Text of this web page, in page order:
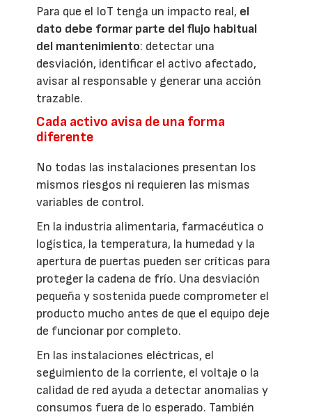
Para que el IoT tenga un impacto real, el
dato debe formar parte del flujo habitual
del mantenimiento: detectar una
desviación, identificar el activo afectado,
avisar al responsable y generar una acción
trazable.
Cada activo avisa de una forma
diferente
No todas las instalaciones presentan los
mismos riesgos ni requieren las mismas
variables de control.
En la industria alimentaria, farmacéutica o
logística, la temperatura, la humedad y la
apertura de puertas pueden ser críticas para
proteger la cadena de frío. Una desviación
pequeña y sostenida puede comprometer el
producto mucho antes de que el equipo deje
de funcionar por completo.
En las instalaciones eléctricas, el
seguimiento de la corriente, el voltaje o la
calidad de red ayuda a detectar anomalías y
consumos fuera de lo esperado. También